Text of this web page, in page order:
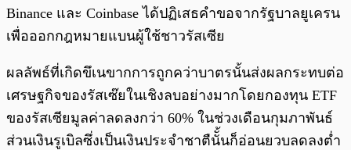
Binance และ Coinbase ได้ปฏิเสธคำขอจากรัฐบาลยูเครน
เพื่อออกกฎหมายแบนผู้ใช้ชาวรัสเซีย
ผลลัพธ์ที่เกิดขึเนขากการถูกคว่าบาตรนั้นส่งผลกระทบต่อ
เศรษฐกิจของรัสเซ๊ยในเชิงลบอย่างมากโดยกองทุน ETF
ของรัสเซียมูลค่าลดลงกว่า 60% ในช่วงเดือนกุมภาพันธ์
ส่วนเงินรูเบิลซึ่งเป็นเงินประจำชาตืนัั้นก็อ่อนยวบลดลงต่ำ